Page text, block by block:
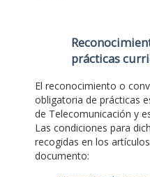
prácticas
El reconocimiento o
obligatoria de prácticas
de Telecomunicación y
Las condiciones para
recogidas en los
documento: